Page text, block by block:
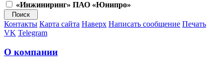
«Инжиниринг» ПАО «Юнипро»
Контакты Карта сайта Наверх Написать сообщение Печать
VK Telegram
О компании